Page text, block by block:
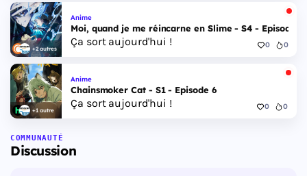
+2 autres
Anime
Moi, quand je me réincarne en Slime - S4 - Episode
Ça sort aujourd'hui ! 0 0
+1 autre
Anime
Chainsmoker Cat - S1 - Episode 6
Ça sort aujourd'hui ! 0 0
COMMUNAUTÉ
Discussion